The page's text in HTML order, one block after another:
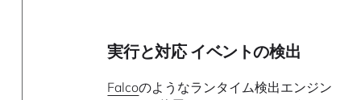
実行と対応 イベントの検出
Falcoのようなランタイム検出エンジン